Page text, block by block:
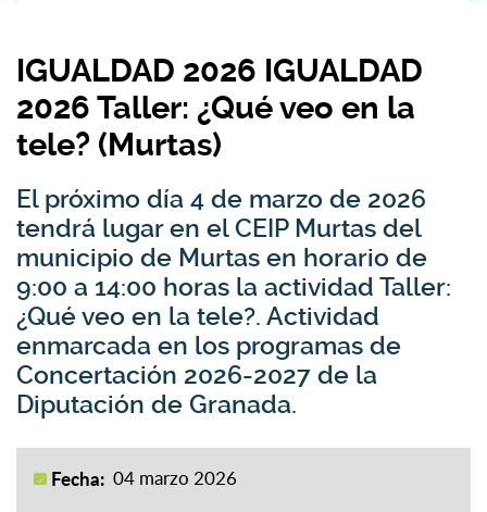
IGUALDAD 2026 IGUALDAD
2026 Taller: ¿Qué veo en la
tele? (Murtas)
El próximo día 4 de marzo de 2026
tendrá lugar en el CEIP Murtas del
municipio de Murtas en horario de
9:00 a 14:00 horas la actividad Taller:
¿Qué veo en la tele?. Actividad
enmarcada en los programas de
Concertación 2026-2027 de la
Diputación de Granada.
Fecha: 04 marzo 2026